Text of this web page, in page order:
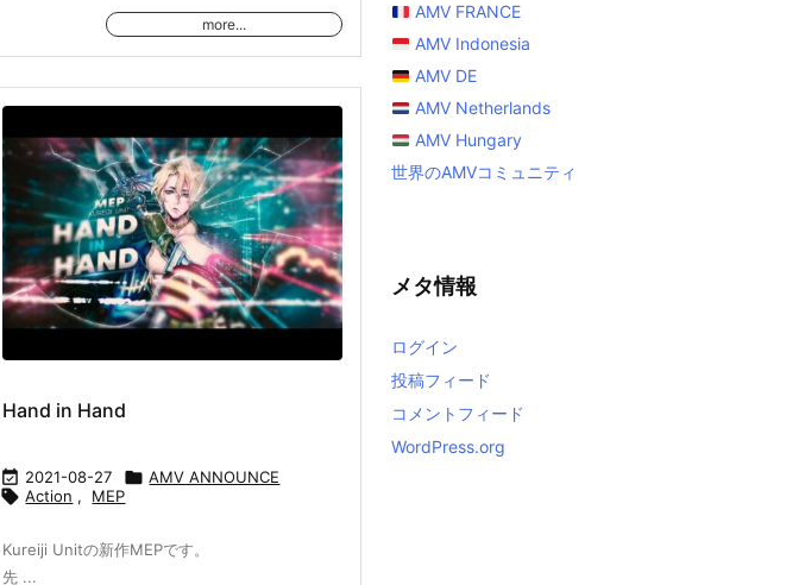
more...
Hand in Hand
 2021-08-27  AMV ANNOUNCE
 Action , MEP
Kureiji Unitの新作MEPです。
先 ...
AMV FRANCE
AMV Indonesia
AMV DE
AMV Netherlands
AMV Hungary
世界のAMVコミュニティ
メタ情報
ログイン
投稿フィード
コメントフィード
WordPress.org